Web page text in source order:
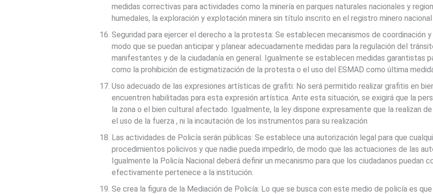
medidas correctivas para actividades como la minería en parques naturales nacionales y
humedales, la exploración y explotación minera sin título inscrito en el registro minero
Seguridad para ejercer el derecho a la protesta: Se establecen mecanismos de coordinación
modo que se puedan anticipar y planear adecuadamente medidas para la regulación del
manifestantes y de la ciudadanía en general. Igualmente se establecen medidas garantistas
como la prohibición de estigmatización de la protesta o el uso del ESMAD como última
Uso adecuado de las expresiones artísticas de grafiti: No será permitido realizar grafitis en
encuentren habilitadas para esta expresión artística. Ante esta situación, se exigirá que la
la zona o el bien cultural afectado. Igualmente, la ley dispone expresamente que la realizan
el uso de la fuerza , ni la incautación de los instrumentos para su realización
Las actividades de Policía serán públicas: Se establece una autorización legal para que
procedimientos policivos y que nadie pueda impedirlo, de modo que las actuaciones de las
Igualmente la Policía Nacional deberá definir un mecanismo para que los ciudadanos puedan
efectivamente pertenece a la institución.
Se crea la figura de la Mediación de Policía: Lo que se busca con este medio de policía es